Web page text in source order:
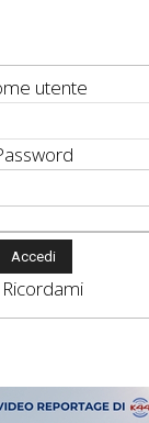
utente
Ricordami